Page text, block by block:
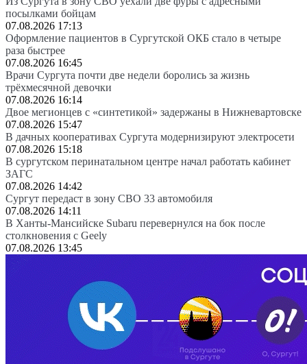
посылками бойцам
07.08.2026 17:13
Оформление пациентов в Сургутской ОКБ стало в четыре
раза быстрее
07.08.2026 16:45
Врачи Сургута почти две недели боролись за жизнь
трёхмесячной девочки
07.08.2026 16:14
Двое мегионцев с «синтетикой» задержаны в Нижневартовске
07.08.2026 15:47
В дачных кооперативах Сургута модернизируют электросети
07.08.2026 15:18
В сургутском перинатальном центре начал работать кабинет
ЗАГС
07.08.2026 14:42
Сургут передаст в зону СВО 33 автомобиля
07.08.2026 14:11
В Ханты-Мансийске Subaru перевернулся на бок после
столкновения с Geely
07.08.2026 13:45